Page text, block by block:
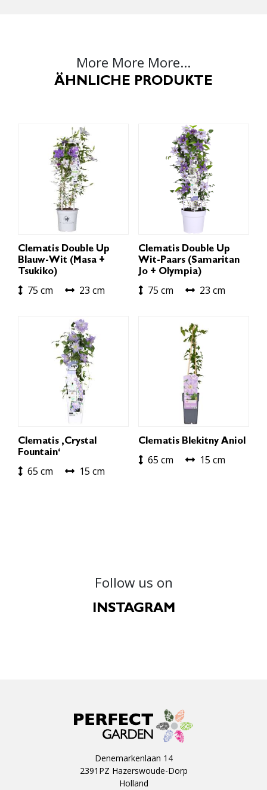
More More More...
ÄHNLICHE PRODUKTE
Clematis Double Up
Blauw-Wit (Masa +
Tsukiko)
75 cm 23 cm
Clematis Double Up
Wit-Paars (Samaritan
Jo + Olympia)
75 cm 23 cm
Clematis ‚Crystal
Fountain‘
65 cm 15 cm
Clematis Blekitny Aniol
65 cm 15 cm
Follow us on
INSTAGRAM
Denemarkenlaan 14
2391PZ Hazerswoude-Dorp
Holland